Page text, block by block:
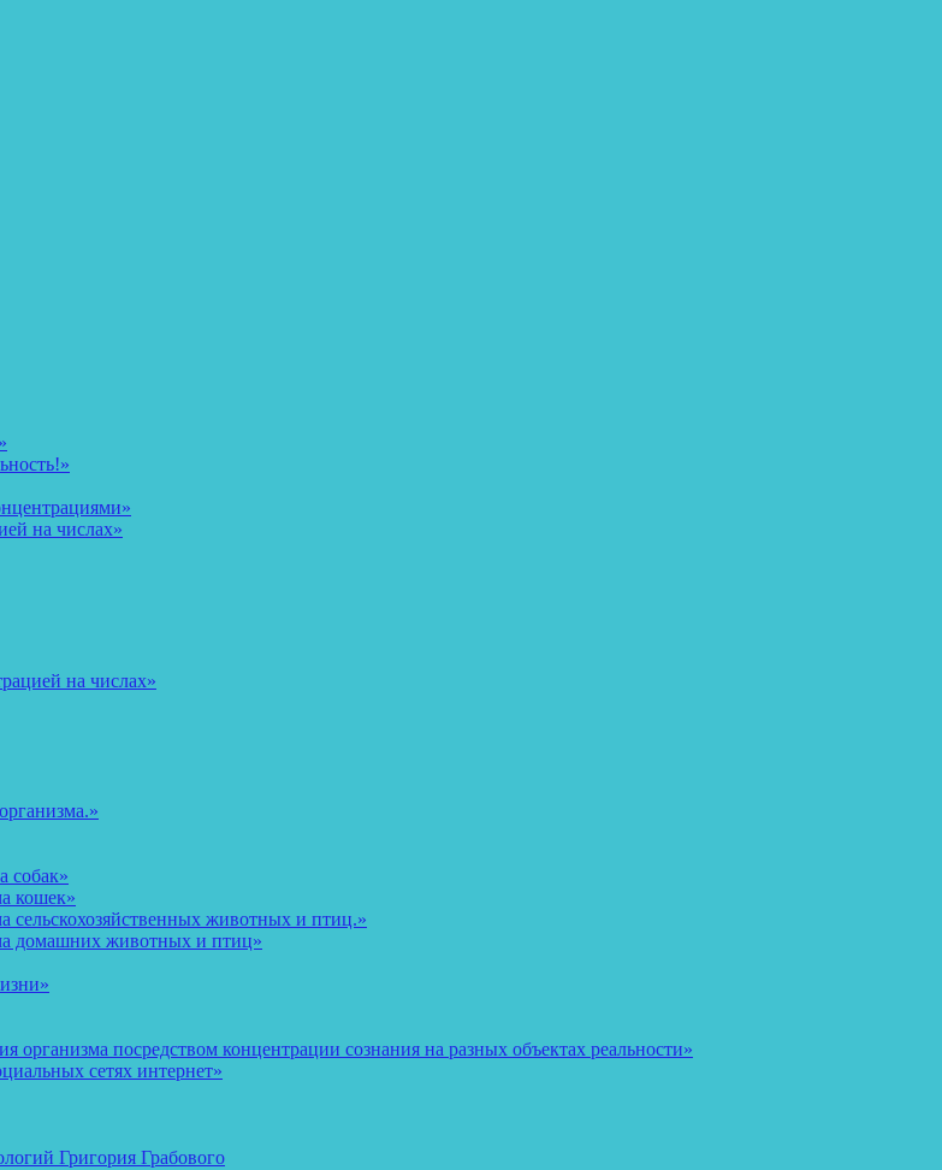
на числах»
на числах»
собак»
кошек»
сельскохозяйственных животных и птиц.»
домашних животных и птиц»
посредством концентрации сознания на разных объектах реальности»
сетях интернет»
Григория Грабового